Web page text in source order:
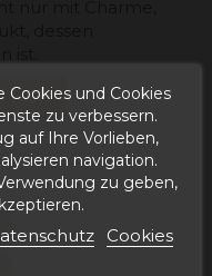
hier
und Cookies
zu verbessern.
auf Ihre Vorlieben,
navigation.
zu geben,
Cookies